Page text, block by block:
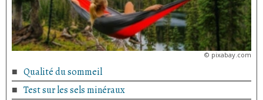
© pixabay.com
Qualité du sommeil
Test sur les sels minéraux